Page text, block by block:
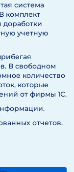
система
комплект
доработки
учетную
В свободном
количество
которые
от фирмы 1С.
отчетов.